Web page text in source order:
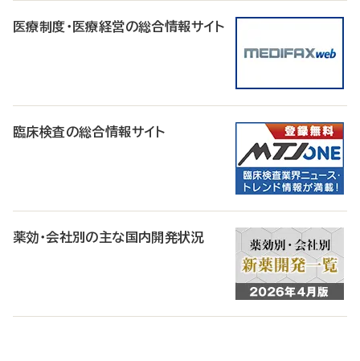
医療制度・医療経営の総合情報サイト
臨床検査の総合情報サイト
薬効・会社別の主な国内開発状況